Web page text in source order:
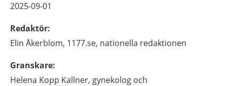
2025-09-01
Redaktör:
Elin Åkerblom, 1177.se, nationella redaktionen
Granskare:
Helena Kopp Kallner, gynekolog och